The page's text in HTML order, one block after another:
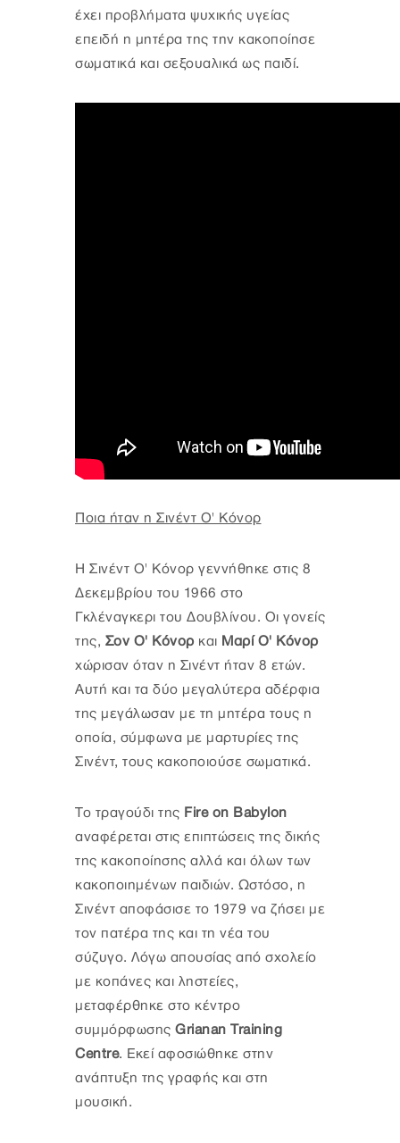
έχει προβλήματα ψυχικής υγείας
επειδή η μητέρα της την κακοποίησε
σωματικά και σεξουαλικά ως παιδί.
Ποια ήταν η Σινέντ Ο' Κόνορ
Η Σινέντ Ο' Κόνορ γεννήθηκε στις 8
Δεκεμβρίου του 1966 στο
Γκλέναγκερι του Δουβλίνου. Οι γονείς
της, Σον Ο' Κόνορκαι Μαρί Ο' Κόνορ
χώρισαν όταν η Σινέντ ήταν 8 ετών.
Αυτή και τα δύο μεγαλύτερα αδέρφια
της μεγάλωσαν με τη μητέρα τους η
οποία, σύμφωνα με μαρτυρίες της
Σινέντ, τους κακοποιούσε σωματικά.
Το τραγούδι της Fire on Babylon
αναφέρεται στις επιπτώσεις της δικής
της κακοποίησης αλλά και όλων των
κακοποιημένων παιδιών. Ωστόσο, η
Σινέντ αποφάσισε το 1979 να ζήσει με
τον πατέρα της και τη νέα του
σύζυγο. Λόγω απουσίας από σχολείο
με κοπάνες και ληστείες,
μεταφέρθηκε στο κέντρο
συμμόρφωσης Grianan Training
Centre. Εκεί αφοσιώθηκε στην
ανάπτυξη της γραφής και στη
μουσική.